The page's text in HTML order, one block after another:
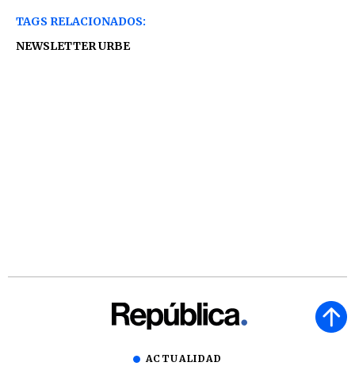
TAGS RELACIONADOS:
NEWSLETTER URBE
ACTUALIDAD